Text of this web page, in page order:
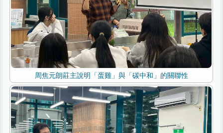
周焦元朗莊主說明「蛋雞」與「碳中和」的關聯性